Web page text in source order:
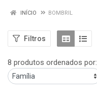
INÍCIO BOMBRIL
Filtros
8 produtos ordenados por: